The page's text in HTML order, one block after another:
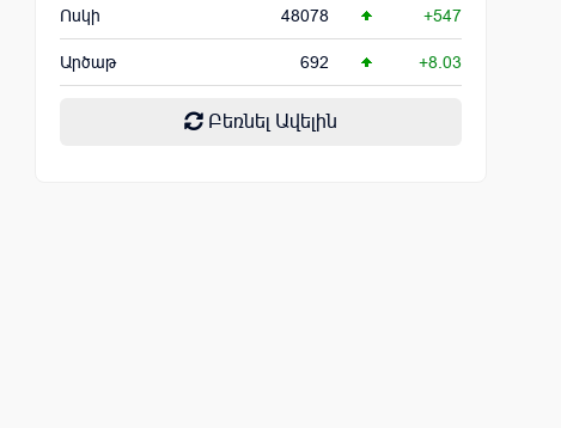
Ոսկի 48078 +547
Արծաթ 692 +8.03
Բեռնել Ավելին